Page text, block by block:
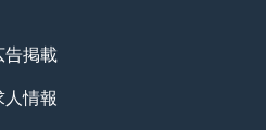
告掲載
人情報